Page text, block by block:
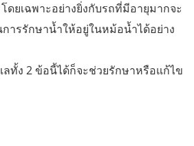
ยเฉพาะอย่างยิ่งกับรถที่มีอายุมากจะ
ารรักษาน้ำให้อยู่ในหม้อน้ำได้อย่าง
ลทั้ง 2 ข้อนี้ได้ก็จะช่วยรักษาหรือแก้ไข